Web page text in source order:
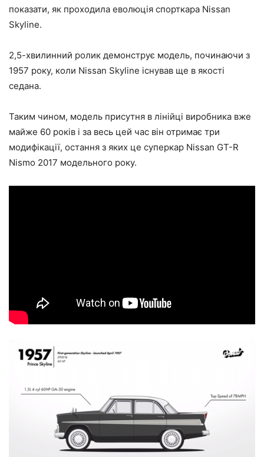
показати, як проходила еволюція спорткара Nissan
Skyline.
2,5-хвилинний ролик демонструє модель, починаючи з
1957 року, коли Nissan Skyline існував ще в якості
седана.
Таким чином, модель присутня в лінійці виробника вже
майже 60 років і за весь цей час він отримає три
модифікації, остання з яких це суперкар Nissan GT-R
Nismo 2017 модельного року.